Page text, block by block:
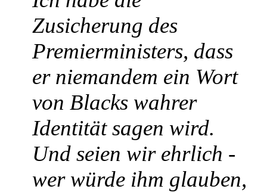
Zusicherung des
Premierministers, dass
er niemandem ein Wort
von Blacks wahrer
Identität sagen wird.
Und seien wir ehrlich -
wer würde ihm glauben,